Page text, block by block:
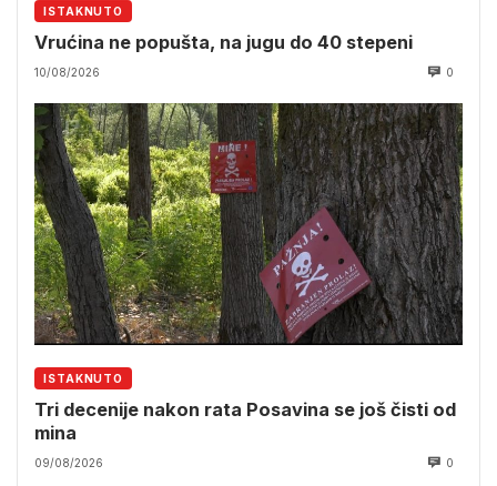
ISTAKNUTO
Vrućina ne popušta, na jugu do 40 stepeni
10/08/2026 0
ISTAKNUTO
Tri decenije nakon rata Posavina se još čisti od
mina
09/08/2026 0